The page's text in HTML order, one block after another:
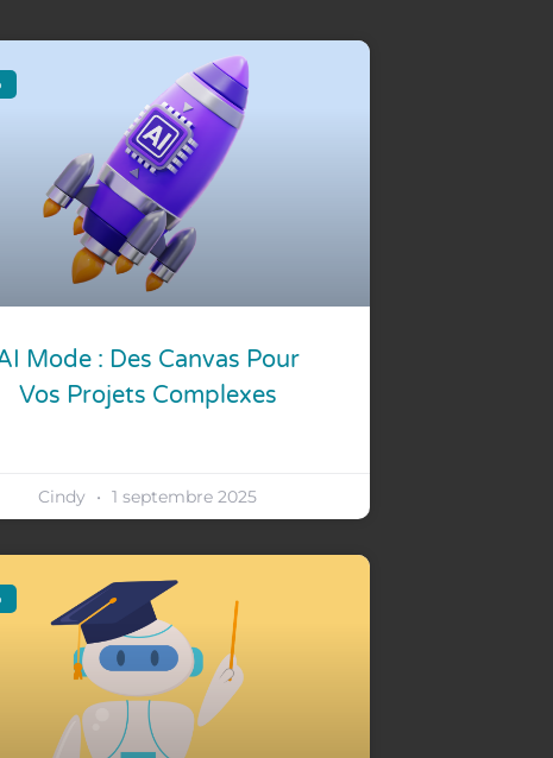
Mode : Des Canvas Pour
Vos Projets Complexes
Cindy 1 septembre 2025